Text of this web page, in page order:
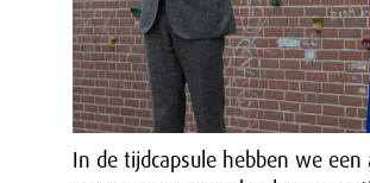
In de tijdcapsule hebben we